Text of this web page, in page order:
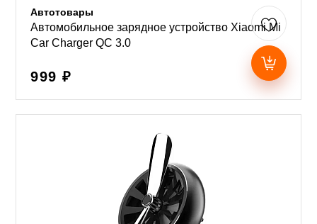
Автотовары
Автомобильное зарядное устройство Xiaomi Mi
Car Charger QC 3.0
999 ₽